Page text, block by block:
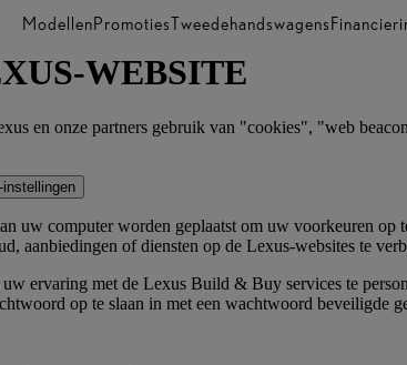
ModellenPromotiesTweedehandswagens
WEBSITE
en onze partners gebruik van "cookies", "web
instellingen
uw computer worden geplaatst om uw voorkeuren
aanbiedingen of diensten op de Lexus-websites te
ervaring met de Lexus Build & Buy services te
op te slaan in met een wachtwoord beveiligde